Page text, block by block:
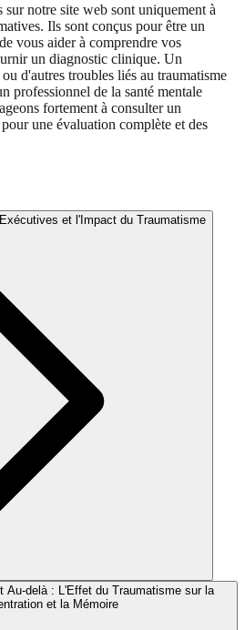
notre site web sont uniquement à
Ils sont conçus pour être un
vous aider à comprendre vos
un diagnostic clinique. Un
d'autres troubles liés au traumatisme
professionnel de la santé mentale
fortement à consulter un
une évaluation complète et des
et l'Impact du Traumatisme
Au-delà : L'Effet du Traumatisme sur la
et la Mémoire